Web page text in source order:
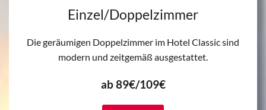
Einzel/Doppelzimmer
Die geräumigen Doppelzimmer im Hotel Classic sind
modern und zeitgemäß ausgestattet.
ab 89€/109€